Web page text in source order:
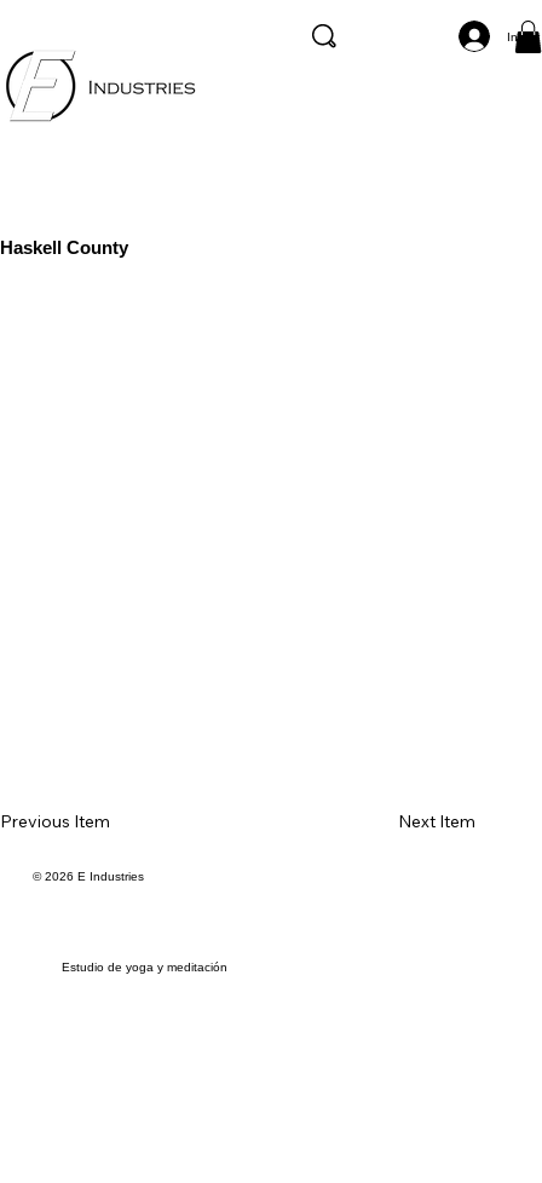
Haskell County
Previous Item Next Item
Estudio de yoga y meditación
© 2026 E Industries